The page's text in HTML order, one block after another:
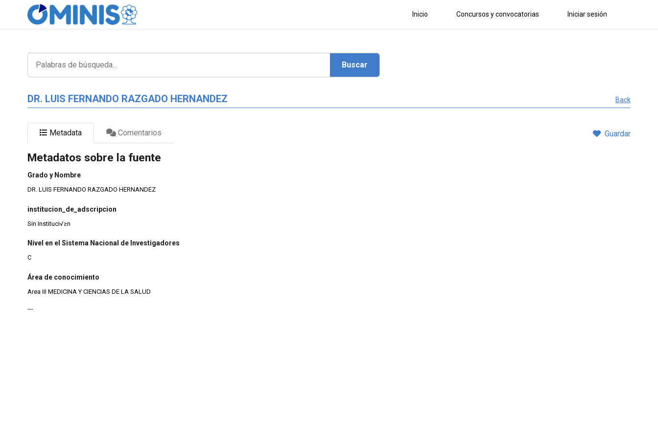
Inicio Concursos y convocatorias Iniciar sesión
DR. LUIS FERNANDO RAZGADO HERNANDEZ Back
Metadata Comentarios Guardar
Metadatos sobre la fuente
Grado y Nombre
DR. LUIS FERNANDO RAZGADO HERNANDEZ
institucion_de_adscripcion
Sin Instituci√≥n
Nivel en el Sistema Nacional de Investigadores
C
Área de conocimiento
Area III MEDICINA Y CIENCIAS DE LA SALUD
---